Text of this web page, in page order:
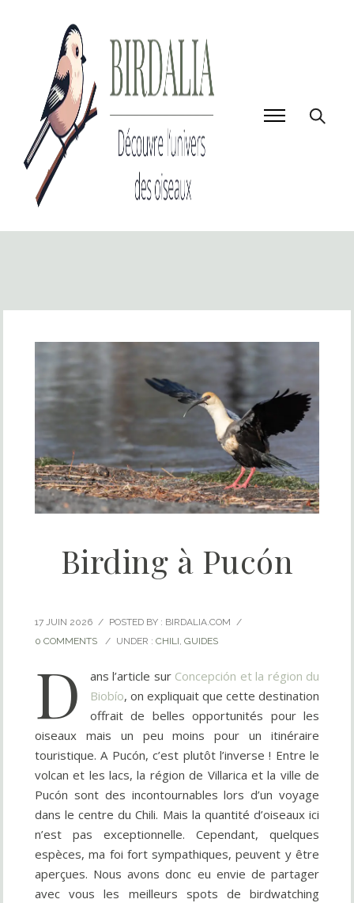
Birding à Pucón
17 JUIN 2026 / POSTED BY : BIRDALIA.COM /
0 COMMENTS
/ UNDER : CHILI, GUIDES
D ans l’article sur Concepción et la région du
Biobío, on expliquait que cette destination
offrait de belles opportunités pour les
oiseaux mais un peu moins pour un itinéraire
touristique. A Pucón, c’est plutôt l’inverse ! Entre le
volcan et les lacs, la région de Villarica et la ville de
Pucón sont des incontournables lors d’un voyage
dans le centre du Chili. Mais la quantité d’oiseaux ici
n’est pas exceptionnelle. Cependant, quelques
espèces, ma foi fort sympathiques, peuvent y être
aperçues. Nous avons donc eu envie de partager
avec vous les meilleurs spots de birdwatching